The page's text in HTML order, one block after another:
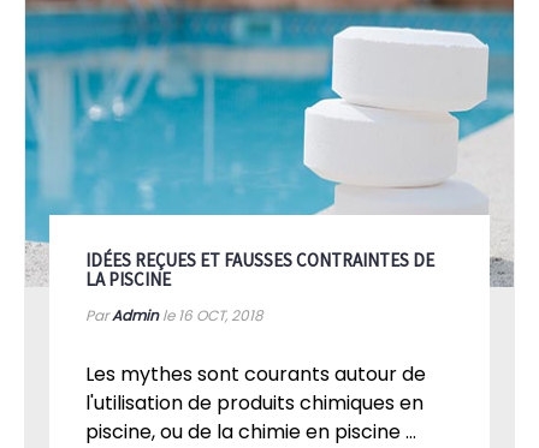
IDÉES REÇUES ET FAUSSES CONTRAINTES DE
LA PISCINE
ParAdminle 16 OCT, 2018
Les mythes sont courants autour de
l'utilisation de produits chimiques en
piscine, ou de la chimie en piscine ...